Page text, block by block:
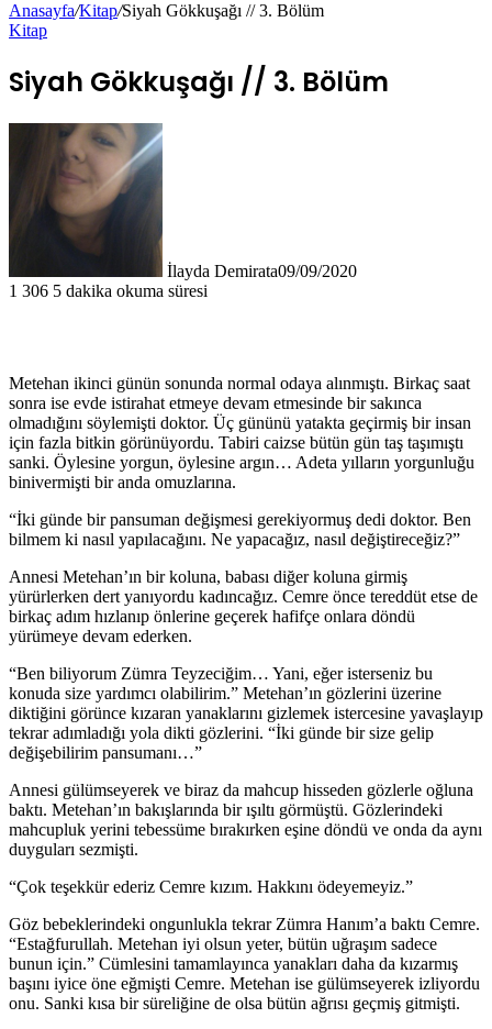
Anasayfa/Kitap/Siyah Gökkuşağı // 3. Bölüm
Kitap
Siyah Gökkuşağı // 3. Bölüm
İlayda Demirata09/09/2020
1 306 5 dakika okuma süresi
Metehan ikinci günün sonunda normal odaya alınmıştı. Birkaç saat
sonra ise evde istirahat etmeye devam etmesinde bir sakınca
olmadığını söylemişti doktor. Üç gününü yatakta geçirmiş bir insan
için fazla bitkin görünüyordu. Tabiri caizse bütün gün taş taşımıştı
sanki. Öylesine yorgun, öylesine argın… Adeta yılların yorgunluğu
binivermişti bir anda omuzlarına.
“İki günde bir pansuman değişmesi gerekiyormuş dedi doktor. Ben
bilmem ki nasıl yapılacağını. Ne yapacağız, nasıl değiştireceğiz?”
Annesi Metehan’ın bir koluna, babası diğer koluna girmiş
yürürlerken dert yanıyordu kadıncağız. Cemre önce tereddüt etse de
birkaç adım hızlanıp önlerine geçerek hafifçe onlara döndü
yürümeye devam ederken.
“Ben biliyorum Zümra Teyzeciğim… Yani, eğer isterseniz bu
konuda size yardımcı olabilirim.” Metehan’ın gözlerini üzerine
diktiğini görünce kızaran yanaklarını gizlemek istercesine yavaşlayıp
tekrar adımladığı yola dikti gözlerini. “İki günde bir size gelip
değişebilirim pansumanı…”
Annesi gülümseyerek ve biraz da mahcup hisseden gözlerle oğluna
baktı. Metehan’ın bakışlarında bir ışıltı görmüştü. Gözlerindeki
mahcupluk yerini tebessüme bırakırken eşine döndü ve onda da aynı
duyguları sezmişti.
“Çok teşekkür ederiz Cemre kızım. Hakkını ödeyemeyiz.”
Göz bebeklerindeki ongunlukla tekrar Zümra Hanım’a baktı Cemre.
“Estağfurullah. Metehan iyi olsun yeter, bütün uğraşım sadece
bunun için.” Cümlesini tamamlayınca yanakları daha da kızarmış
başını iyice öne eğmişti Cemre. Metehan ise gülümseyerek izliyordu
onu. Sanki kısa bir süreliğine de olsa bütün ağrısı geçmiş gitmişti.